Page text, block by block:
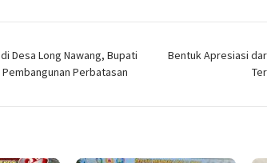
Desa Long Nawang, Bupati
Perbatasan
Bentuk Apresiasi